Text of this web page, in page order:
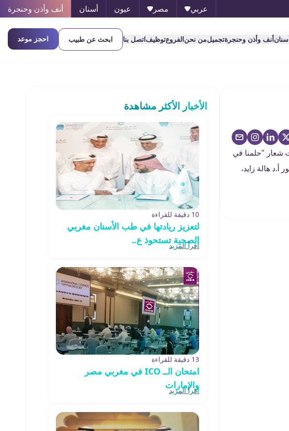
عربي مصر عيون أسنان أنف وأذن وحنجرة
أنف وأذن وحنجرةتجميلمن نحنالفروعتوظيفاتصل بنا ابحث عن طبيب احجز موعد
شعار "حلمنا في
بمدينة بورسعيد بحضور أ.د هالة زايد،
الأخبار الأكثر مشاهدة
10 دقيقة للقراءة
لتعزيز ريادتها في طب الأسنان مغربي
الصحية تستحوذ ع..
اقرأ المزيد
13 دقيقة للقراءة
امتحان الــ ICO في مغربي مصر
والإمارات
اقرأ المزيد